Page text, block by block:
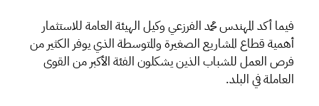
فيما أكد المهندس محمد الفرزعي وكيل الهيئة العامة للاستثمار
أهمية قطاع المشاريع الصغيرة والمتوسطة الذي يوفر الكثير من
فرص العمل للشباب الذين يشكلون الفئة الأكبر من القوى
العاملة في البلد.